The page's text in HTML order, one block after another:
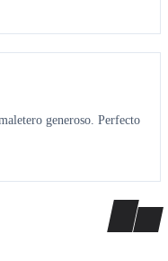
generoso. Perfecto